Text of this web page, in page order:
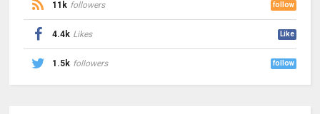
11k followers follow
4.4k Likes Like
1.5k followers follow